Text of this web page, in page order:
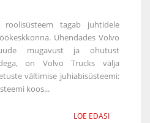
tagab juhtidele
Ühendades Volvo
mugavust ja ohutust
on Volvo Trucks välja
vältimise juhiabisüsteemi:
koos...
LOE EDASI